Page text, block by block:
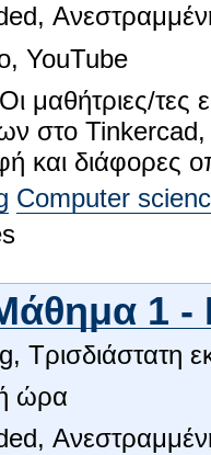
YouTube
τες
στο
και διάφορες
Computer
1 -
Τρισδιάστατη
ώρα